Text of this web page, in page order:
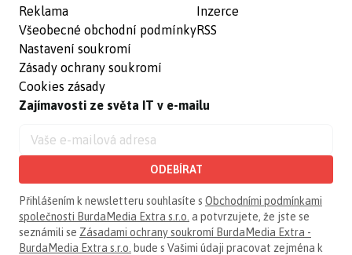
Reklama
Všeobecné obchodní podmínky
Nastavení soukromí
Zásady ochrany soukromí
Cookies zásady
Inzerce
RSS
Zajímavosti ze světa IT v e-mailu
ODEBÍRAT
Přihlášením k newsletteru souhlasíte s Obchodními podmínkami
společnosti BurdaMedia Extra s.r.o. a potvrzujete, že jste se
seznámili se Zásadami ochrany soukromí BurdaMedia Extra -
BurdaMedia Extra s.r.o. bude s Vašimi údaji pracovat zejména k